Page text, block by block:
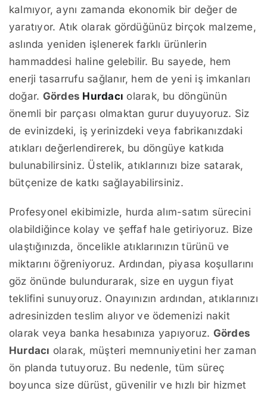
kalmıyor, aynı zamanda ekonomik bir değer de
yaratıyor. Atık olarak gördüğünüz birçok malzeme,
aslında yeniden işlenerek farklı ürünlerin
hammaddesi haline gelebilir. Bu sayede, hem
enerji tasarrufu sağlanır, hem de yeni iş imkanları
doğar. Gördes Hurdacı olarak, bu döngünün
önemli bir parçası olmaktan gurur duyuyoruz. Siz
de evinizdeki, iş yerinizdeki veya fabrikanızdaki
atıkları değerlendirerek, bu döngüye katkıda
bulunabilirsiniz. Üstelik, atıklarınızı bize satarak,
bütçenize de katkı sağlayabilirsiniz.
Profesyonel ekibimizle, hurda alım-satım sürecini
olabildiğince kolay ve şeffaf hale getiriyoruz. Bize
ulaştığınızda, öncelikle atıklarınızın türünü ve
miktarını öğreniyoruz. Ardından, piyasa koşullarını
göz önünde bulundurarak, size en uygun fiyat
teklifini sunuyoruz. Onayınızın ardından, atıklarınızı
adresinizden teslim alıyor ve ödemenizi nakit
olarak veya banka hesabınıza yapıyoruz. Gördes
Hurdacı olarak, müşteri memnuniyetini her zaman
ön planda tutuyoruz. Bu nedenle, tüm süreç
boyunca size dürüst, güvenilir ve hızlı bir hizmet